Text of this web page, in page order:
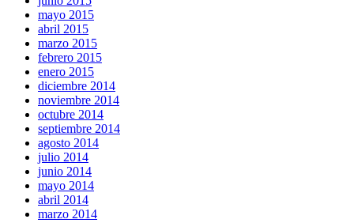
mayo 2015
abril 2015
marzo 2015
febrero 2015
enero 2015
diciembre 2014
noviembre 2014
octubre 2014
septiembre 2014
agosto 2014
julio 2014
junio 2014
mayo 2014
abril 2014
marzo 2014